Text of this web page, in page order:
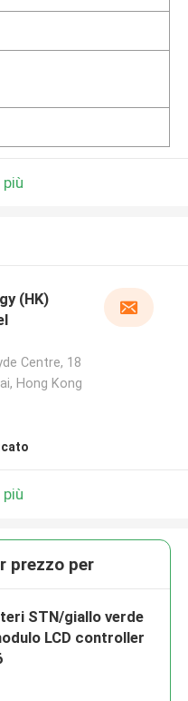
(HK)
Centre, 18
Hong Kong
prezzo per
STN/giallo verde
LCD controller